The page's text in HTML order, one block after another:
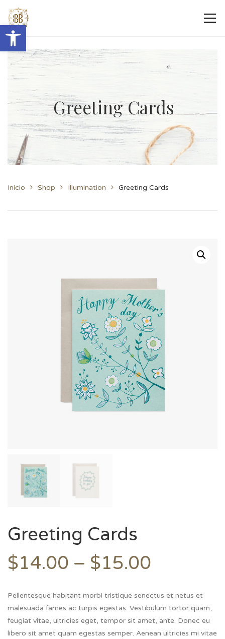
Abrir barra de herramientas
Greeting Cards
Inicio Shop Illumination Greeting Cards
Greeting Cards
$14.00 – $15.00
Pellentesque habitant morbi tristique senectus et netus et
malesuada fames ac turpis egestas. Vestibulum tortor quam,
feugiat vitae, ultricies eget, tempor sit amet, ante. Donec eu
libero sit amet quam egestas semper. Aenean ultricies mi vitae